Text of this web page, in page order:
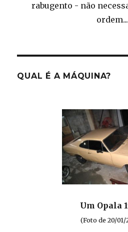
rabugento - não
ordem...
QUAL É A MÁQUINA?
Um Opala
(Foto de 20/01/